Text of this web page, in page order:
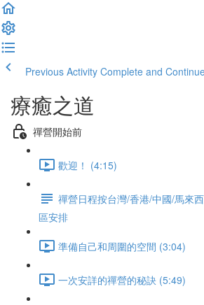
Previous Activity Complete and
療癒之道
禪營開始前
歡迎！ (4:15)
禪營日程按台灣/香港/中國/馬來
區安排
準備自己和周圍的空間 (3:04)
一次安詳的禪營的秘訣 (5:49)